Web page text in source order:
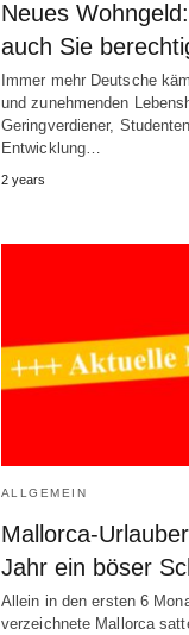
Neues
auch Sie
Immer mehr Deutsche
und zunehmenden
Geringverdiener,
Entwicklung…
2 years
ALLGEMEIN
Mallorca-
Jahr ein böser
Allein in den ersten 6
verzeichnete Mallorca